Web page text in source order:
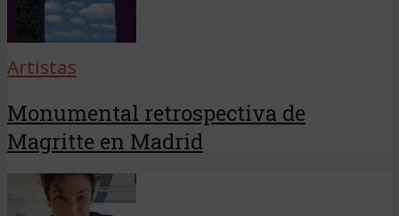
Artistas
Monumental retrospectiva de
Magritte en Madrid